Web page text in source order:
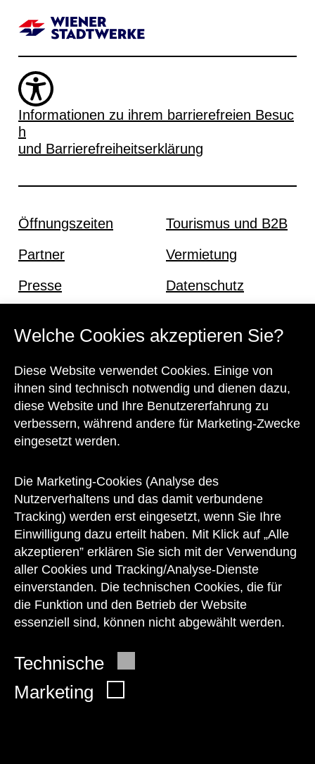
Welche Cookies akzeptieren Sie?
Diese Website verwendet Cookies. Einige von
ihnen sind technisch notwendig und dienen dazu,
diese Website und Ihre Benutzererfahrung zu
verbessern, während andere für Marketing-Zwecke
eingesetzt werden.
Die Marketing-Cookies (Analyse des
Nutzerverhaltens und das damit verbundene
Tracking) werden erst eingesetzt, wenn Sie Ihre
Einwilligung dazu erteilt haben. Mit Klick auf „Alle
akzeptieren” erklären Sie sich mit der Verwendung
aller Cookies und Tracking/Analyse-Dienste
einverstanden. Die technischen Cookies, die für
die Funktion und den Betrieb der Website
essenziell sind, können nicht abgewählt werden.
Technische
Marketing
Informationen zu ihrem barrierefreien Besuc
h
und Barrierefreiheitserklärung
Öffnungszeiten
Partner
Presse
Tourismus und B2B
Vermietung
Datenschutz
Kontakt
zu den Öffnungszeiten des Museums
auch telefonisch zur Verfügung:
+43 1 505 87 47 85173
service@wienmuseum.at
© 2026 Wien Museum